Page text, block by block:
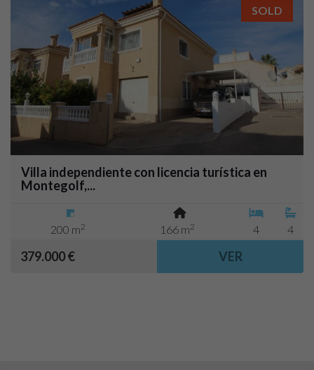
SOLD
Villa independiente con licencia turística en
Montegolf,...
200 m2 166 m2 4 4
379.000 € VER